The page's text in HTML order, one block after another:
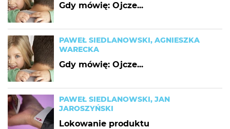
Gdy mówię: Ojcze...
PAWEŁ SIEDLANOWSKI, AGNIESZKA
WARECKA
Gdy mówię: Ojcze...
PAWEŁ SIEDLANOWSKI, JAN
JAROSZYŃSKI
Lokowanie produktu